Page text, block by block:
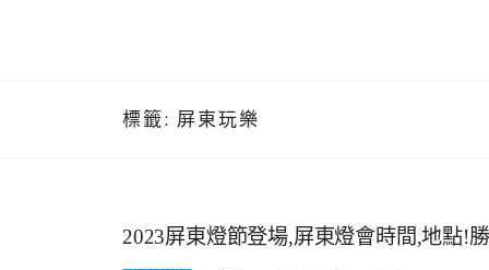
標籤: 屏東玩樂
2023屏東燈節登場,屏東燈會時間,地點!